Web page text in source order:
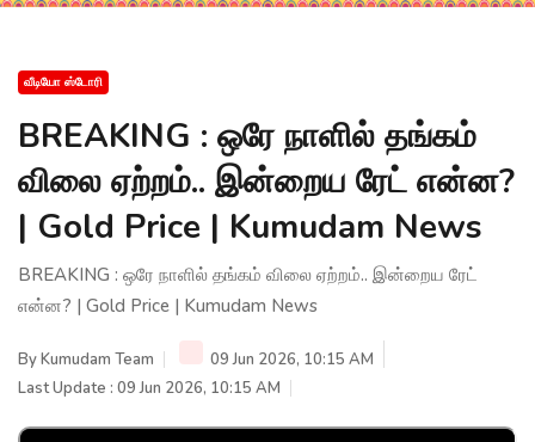
வீடியோ ஸ்டோரி
BREAKING : ஒரே நாளில் தங்கம்
விலை ஏற்றம்.. இன்றைய ரேட் என்ன?
| Gold Price | Kumudam News
BREAKING : ஒரே நாளில் தங்கம் விலை ஏற்றம்.. இன்றைய ரேட்
என்ன? | Gold Price | Kumudam News
ByKumudam Team
09 Jun 2026, 10:15 AM
Last Update : 09 Jun 2026, 10:15 AM